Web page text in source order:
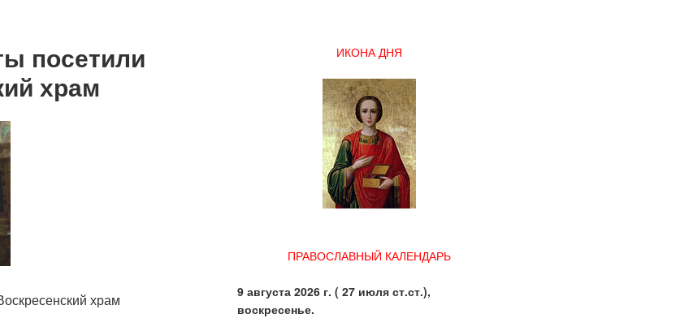
посетили
храм
храм
ИКОНА ДНЯ
ПРАВОСЛАВНЫЙ КАЛЕНДАРЬ
9 августа 2026 г. ( 27 июля ст.ст.),
воскресенье.